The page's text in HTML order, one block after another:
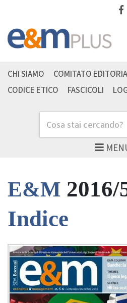
Cerca
CHI SIAMO COMITATO
CODICE ETICO
FASCICOLI
E&M 2016/
Indice